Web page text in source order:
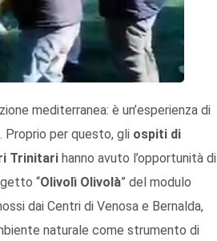
mediterranea: è un’esperienza di
Proprio per questo, gli ospiti di
Trinitari hanno avuto l’opportunità di
“Olivolì Olivolà” del modulo
dai Centri di Venosa e Bernalda,
naturale come strumento di